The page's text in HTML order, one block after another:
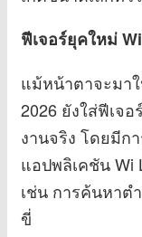
ฟีเจอร์ยุคใหม่
แม้หน้าตาจะมา
2026 ยังใส่ฟีเจ
งานจริง โดยมีก
แอปพลิเคชัน Wi
เช่น การค้นหาต
ขี่